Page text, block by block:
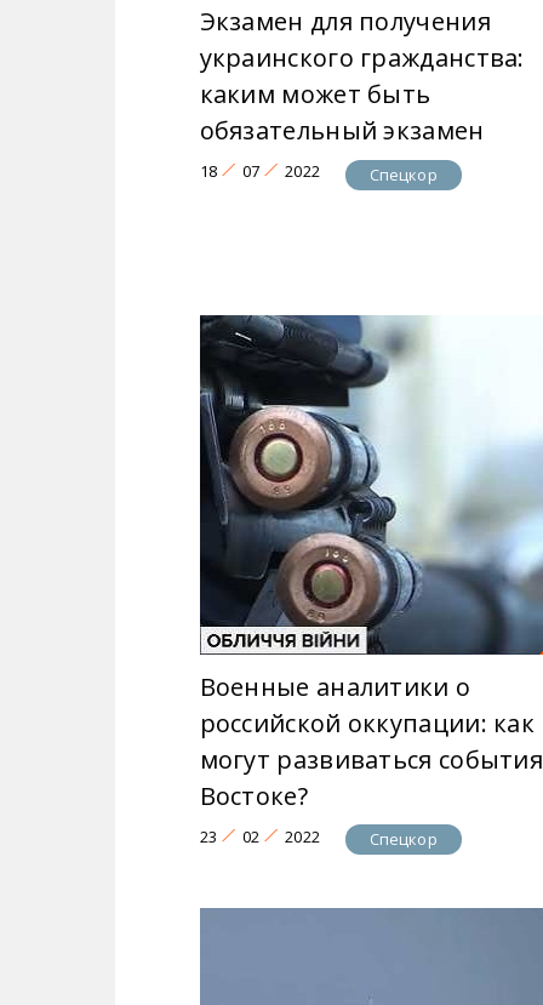
Экзамен для получения
украинского гражданства:
каким может быть
обязательный экзамен
18 07 2022 Спецкор
Военные аналитики о
российской оккупации: как
могут развиваться
Востоке?
23 02 2022 Спецкор